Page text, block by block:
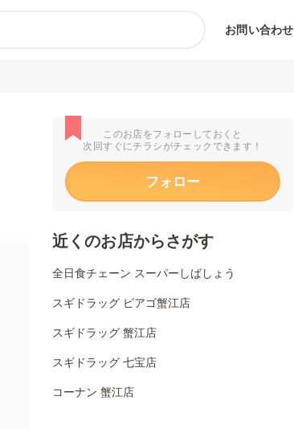
お問い合わせ
このお店をフォローしておくと
次回すぐにチラシがチェックできます！
フォロー
近くのお店からさがす
全日食チェーン スーパーしばしょう
スギドラッグ ピアゴ蟹江店
スギドラッグ 蟹江店
スギドラッグ 七宝店
コーナン 蟹江店